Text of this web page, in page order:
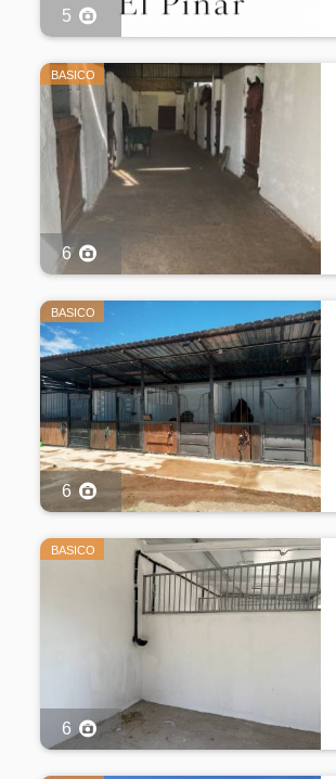
5
BASICO
6
BASICO
6
BASICO
6